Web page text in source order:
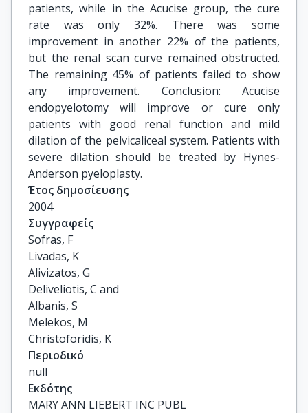
patients, while in the Acucise group, the cure
rate was only 32%. There was some
improvement in another 22% of the patients,
but the renal scan curve remained obstructed.
The remaining 45% of patients failed to show
any improvement. Conclusion: Acucise
endopyelotomy will improve or cure only
patients with good renal function and mild
dilation of the pelvicaliceal system. Patients with
severe dilation should be treated by Hynes-
Anderson pyeloplasty.
Έτος δημοσίευσης
2004
Συγγραφείς
Sofras, F
Livadas, K
Alivizatos, G
Deliveliotis, C and
Albanis, S
Melekos, M
Christoforidis, K
Περιοδικό
null
Εκδότης
MARY ANN LIEBERT INC PUBL